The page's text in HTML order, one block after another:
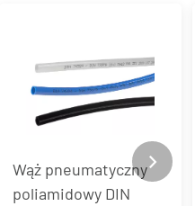
Wąż pneumatyczny
poliamidowy DIN